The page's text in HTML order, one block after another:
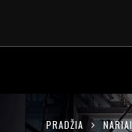
PRADŽIA NARIAI